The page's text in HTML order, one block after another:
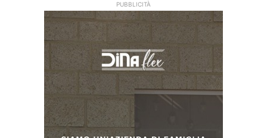
PUBBLICITÀ